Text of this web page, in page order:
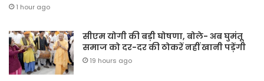
1 hour ago
सीएम योगी की बड़ी घोषणा, बोले- अब घुमंतू
समाज को दर-दर की ठोकरें नहीं खानी पड़ेंगी
19 hours ago